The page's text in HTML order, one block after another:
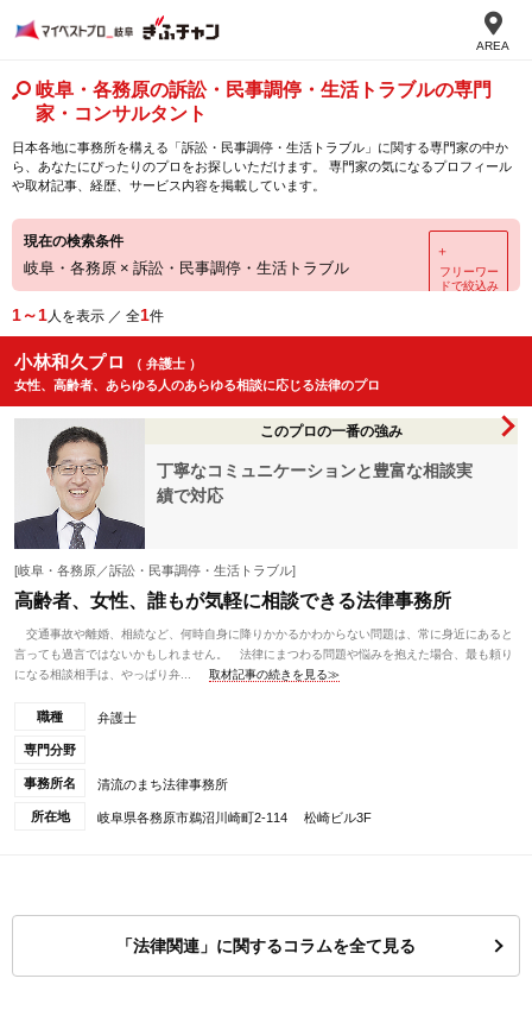
AREA
岐阜・各務原の訴訟・民事調停・生活トラブルの専門
家・コンサルタント
日本各地に事務所を構える「訴訟・民事調停・生活トラブル」に関する専門家の中か
ら、あなたにぴったりのプロをお探しいただけます。 専門家の気になるプロフィール
や取材記事、経歴、サービス内容を掲載しています。
現在の検索条件
岐阜・各務原 × 訴訟・民事調停・生活トラブル
＋
フリーワー
ドで絞込み
1～1人を表示 ／ 全1件
小林和久プロ
（ 弁護士 ）
女性、高齢者、あらゆる人のあらゆる相談に応じる法律のプロ
このプロの一番の強み
丁寧なコミュニケーションと豊富な相談実
績で対応
[岐阜・各務原／訴訟・民事調停・生活トラブル]
高齢者、女性、誰もが気軽に相談できる法律事務所
交通事故や離婚、相続など、何時自身に降りかかるかわからない問題は、常に身近にあると
言っても過言ではないかもしれません。 法律にまつわる問題や悩みを抱えた場合、最も頼り
になる相談相手は、やっぱり弁...
取材記事の続きを見る≫
職種 弁護士
専門分野
事務所名 清流のまち法律事務所
所在地 岐阜県各務原市鵜沼川崎町2-114 松崎ビル3F
「法律関連」に関するコラムを全て見る